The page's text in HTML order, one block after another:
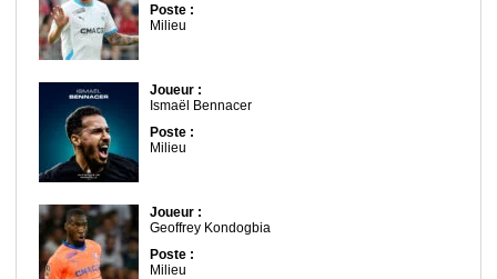
Poste :
Milieu
Joueur :
Ismaël Bennacer
Poste :
Milieu
Joueur :
Geoffrey Kondogbia
Poste :
Milieu